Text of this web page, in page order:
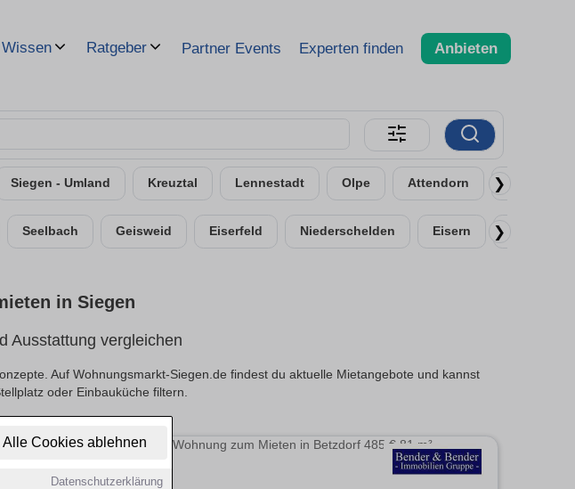
Alle Cookies ablehnen
Datenschutzerklärung
Wissen Ratgeber Partner Events Experten finden Anbieten
Siegen - Umland Kreuztal Lennestadt Olpe Attendorn ❯
Seelbach Geisweid Eiserfeld Niederschelden Eisern ❯
in Siegen
Ausstattung vergleichen
Auf Wohnungsmarkt-Siegen.de findest du aktuelle Mietangebote und kannst
oder Einbauküche filtern.